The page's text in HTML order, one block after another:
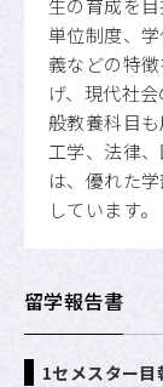
生の育成を
単位制度、
義などの特
げ、現代社
般教養科目も
工学、法律
は、優れた
しています。
留学報告書
1セメスター目